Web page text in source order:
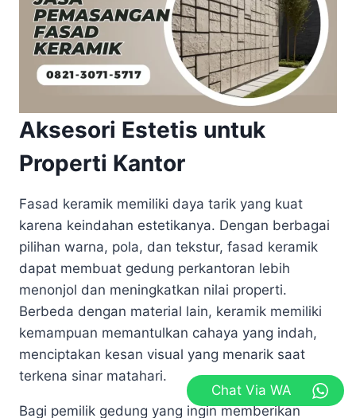
Aksesori Estetis untuk
Properti Kantor
Fasad keramik memiliki daya tarik yang kuat
karena keindahan estetikanya. Dengan berbagai
pilihan warna, pola, dan tekstur, fasad keramik
dapat membuat gedung perkantoran lebih
menonjol dan meningkatkan nilai properti.
Berbeda dengan material lain, keramik memiliki
kemampuan memantulkan cahaya yang indah,
menciptakan kesan visual yang menarik saat
terkena sinar matahari.
Bagi pemilik gedung yang ingin memberikan
Chat Via WA